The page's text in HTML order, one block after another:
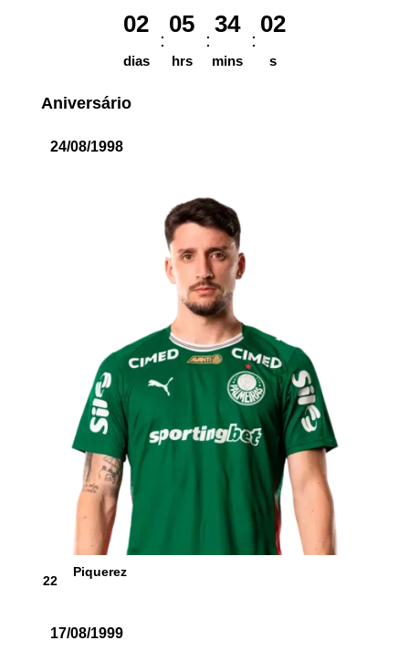
02
dias
05
hrs
34
mins
02
s
Aniversário
24/08/1998
22
Piquerez
17/08/1999